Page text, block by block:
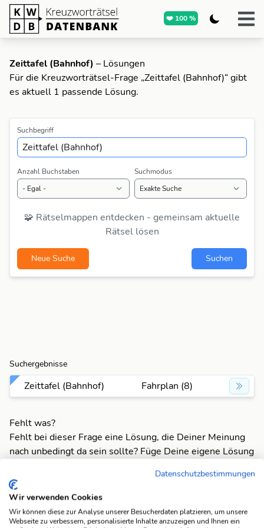
❤️ 100 %
Zeittafel (Bahnhof) – Lösungen
Für die Kreuzworträtsel-Frage „Zeittafel (Bahnhof)“ gibt
es aktuell 1 passende Lösung.
Suchbegriff
Anzahl Buchstaben Suchmodus
🧩 Rätselmappen entdecken - gemeinsam aktuelle
Rätsel lösen
Neue Suche Suchen
Suchergebnisse
Zeittafel (Bahnhof) Fahrplan (8)
Fehlt was?
Fehlt bei dieser Frage eine Lösung, die Deiner Meinung
nach unbedingt da sein sollte? Füge Deine eigene Lösung
Mach mit und registriere dich!
Suchfunktionen
Datenschutzbestimmungen
Wir verwenden Cookies
Wir können diese zur Analyse unserer Besucherdaten platzieren, um unsere
Webseite zu verbessern, personalisierte Inhalte anzuzeigen und Ihnen ein